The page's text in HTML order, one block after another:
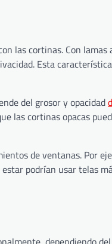
las cortinas. Con lamas
Esta
del grosor y opacidad
las cortinas opacas
de ventanas. Por
podrían usar telas